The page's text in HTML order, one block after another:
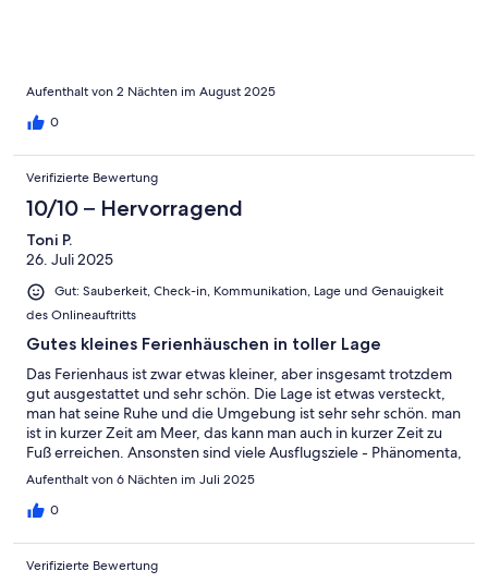
Aufenthalt von 2 Nächten im August 2025
0
Verifizierte Bewertung
10/10 – Hervorragend
Toni P.
26. Juli 2025
Gut: Sauberkeit, Check-in, Kommunikation, Lage und Genauigkeit
des Onlineauftritts
Gutes kleines Ferienhäuschen in toller Lage
Das Ferienhaus ist zwar etwas kleiner, aber insgesamt trotzdem
gut ausgestattet und sehr schön. Die Lage ist etwas versteckt,
man hat seine Ruhe und die Umgebung ist sehr sehr schön. man
ist in kurzer Zeit am Meer, das kann man auch in kurzer Zeit zu
Fuß erreichen. Ansonsten sind viele Ausflugsziele - Phänomenta,
Peenemünde, Ozeaneum Stralsund, Baumwipfelpfad usw. in
Verwalterin Frau Kluth ist ebenfalls sehr nett und
Ferienhäuschen.
Aufenthalt von 6 Nächten im Juli 2025
0
Verifizierte Bewertung